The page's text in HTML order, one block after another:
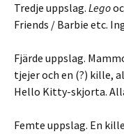
Tredje uppslag. Lego
Friends / Barbie etc.
Fjärde uppslag.
tjejer och en (?) kille,
Hello Kitty-skjorta.
Femte uppslag. En